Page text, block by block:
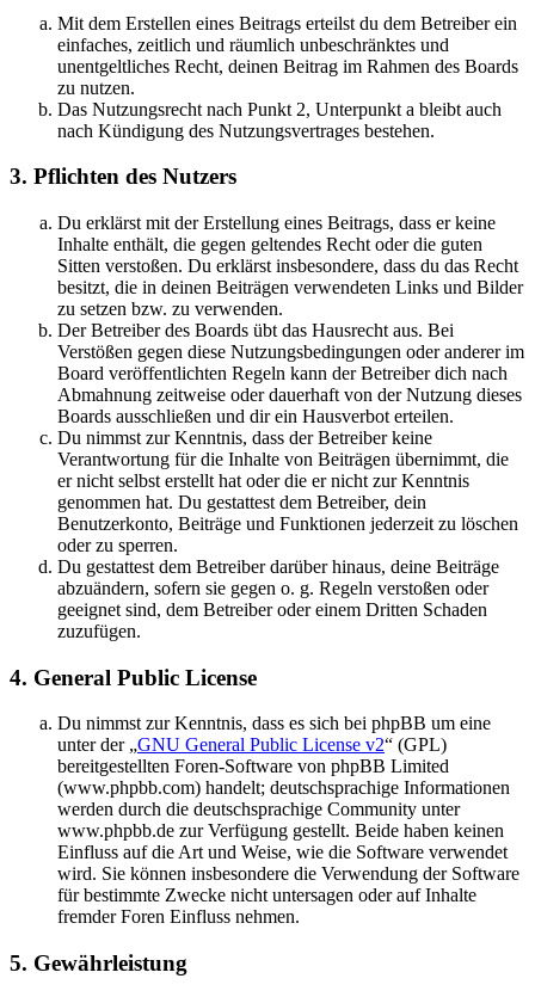
Mit dem Erstellen eines Beitrags erteilst du dem Betreiber ein
einfaches, zeitlich und räumlich unbeschränktes und
unentgeltliches Recht, deinen Beitrag im Rahmen des Boards
zu nutzen.
Das Nutzungsrecht nach Punkt 2, Unterpunkt a bleibt auch
nach Kündigung des Nutzungsvertrages bestehen.
3. Pflichten des Nutzers
Du erklärst mit der Erstellung eines Beitrags, dass er keine
Inhalte enthält, die gegen geltendes Recht oder die guten
Sitten verstoßen. Du erklärst insbesondere, dass du das Recht
besitzt, die in deinen Beiträgen verwendeten Links und Bilder
zu setzen bzw. zu verwenden.
Der Betreiber des Boards übt das Hausrecht aus. Bei
Verstößen gegen diese Nutzungsbedingungen oder anderer im
Board veröffentlichten Regeln kann der Betreiber dich nach
Abmahnung zeitweise oder dauerhaft von der Nutzung dieses
Boards ausschließen und dir ein Hausverbot erteilen.
Du nimmst zur Kenntnis, dass der Betreiber keine
Verantwortung für die Inhalte von Beiträgen übernimmt, die
er nicht selbst erstellt hat oder die er nicht zur Kenntnis
genommen hat. Du gestattest dem Betreiber, dein
Benutzerkonto, Beiträge und Funktionen jederzeit zu löschen
oder zu sperren.
Du gestattest dem Betreiber darüber hinaus, deine Beiträge
abzuändern, sofern sie gegen o. g. Regeln verstoßen oder
geeignet sind, dem Betreiber oder einem Dritten Schaden
zuzufügen.
4. General Public License
Du nimmst zur Kenntnis, dass es sich bei phpBB um eine
unter der „GNU General Public License v2“ (GPL)
bereitgestellten Foren-Software von phpBB Limited
(www.phpbb.com) handelt; deutschsprachige Informationen
werden durch die deutschsprachige Community unter
www.phpbb.de zur Verfügung gestellt. Beide haben keinen
Einfluss auf die Art und Weise, wie die Software verwendet
wird. Sie können insbesondere die Verwendung der Software
für bestimmte Zwecke nicht untersagen oder auf Inhalte
fremder Foren Einfluss nehmen.
5. Gewährleistung